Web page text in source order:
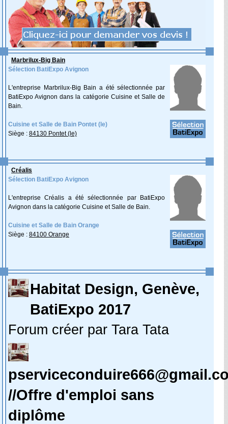
Marbrilux-Big Bain
Sélection BatiExpo Avignon
L'entreprise Marbrilux-Big Bain a été sélectionnée par
BatiExpo Avignon dans la catégorie Cuisine et Salle de
Bain.
Cuisine et Salle de Bain Pontet (le)
Siège : 84130 Pontet (le)
Créalis
Sélection BatiExpo Avignon
L'entreprise Créalis a été sélectionnée par BatiExpo
Avignon dans la catégorie Cuisine et Salle de Bain.
Cuisine et Salle de Bain Orange
Siège : 84100 Orange
Habitat Design, Genève,
BatiExpo 2017
Forum créer par Tara Tata
//Offre d'emploi sans
diplôme